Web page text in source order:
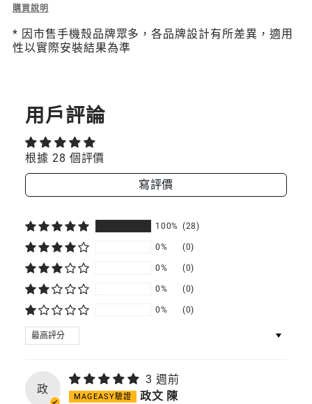
Description
2-
in-
購買說明
* 因市售手機殼品牌眾多，各品牌設計有所差異，適用
性以實際安裝結果為準
用戶評論
根據 28 個評價
寫評價
100% (28)
0% (0)
0% (0)
0% (0)
0% (0)
SORT BY
政
3 週前
政文 陳